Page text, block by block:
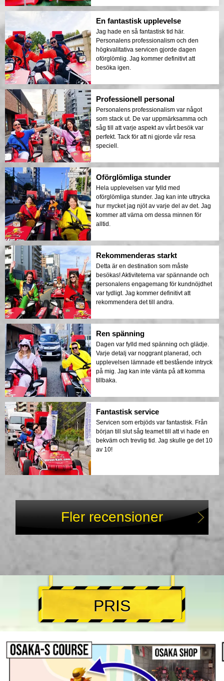
En fantastisk upplevelse
Jag hade en så fantastisk tid här.
Personalens professionalism och den
högkvalitativa servicen gjorde dagen
oförglömlig. Jag kommer definitivt att
besöka igen.
Professionell personal
Personalens professionalism var något
som stack ut. De var uppmärksamma och
såg till att varje aspekt av vårt besök var
perfekt. Tack för att ni gjorde vår resa
speciell.
Oförglömliga stunder
Hela upplevelsen var fylld med
oförglömliga stunder. Jag kan inte uttrycka
hur mycket jag njöt av varje del av det. Jag
kommer att värna om dessa minnen för
alltid.
Rekommenderas starkt
Detta är en destination som måste
besökas! Aktiviteterna var spännande och
personalens engagemang för kundnöjdhet
var tydligt. Jag kommer definitivt att
rekommendera det till andra.
Ren spänning
Dagen var fylld med spänning och glädje.
Varje detalj var noggrant planerad, och
upplevelsen lämnade ett bestående intryck
på mig. Jag kan inte vänta på att komma
tillbaka.
Fantastisk service
Servicen som erbjöds var fantastisk. Från
början till slut såg teamet till att vi hade en
bekväm och trevlig tid. Jag skulle ge det 10
av 10!
Fler recensioner
PRIS